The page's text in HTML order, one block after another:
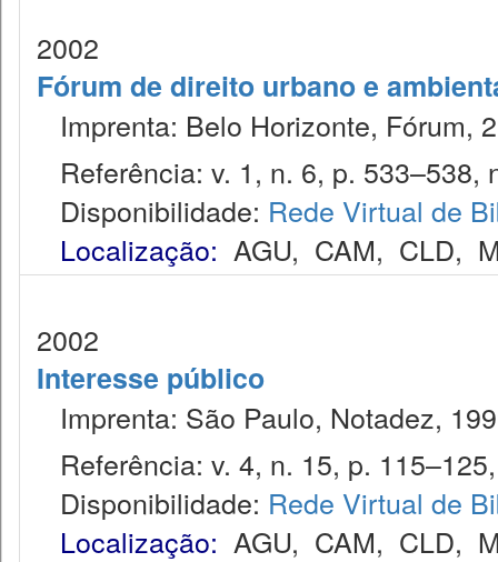
2002
Fórum de direito urbano e
Imprenta: Belo Horizonte, Fórum,
Referência: v. 1, n. 6, p. 533–538,
Disponibilidade: Rede Virtual de
Localização: AGU, CAM, CLD,
2002
Interesse público
Imprenta: São Paulo, Notadez,
Referência: v. 4, n. 15, p.
Disponibilidade: Rede Virtual de
Localização: AGU, CAM, CLD,